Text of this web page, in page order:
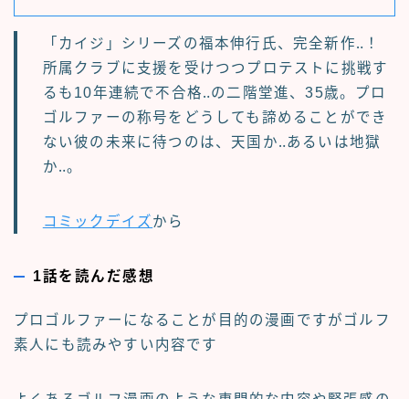
「カイジ」シリーズの福本伸行氏、完全新作‥！
所属クラブに支援を受けつつプロテストに挑戦す
るも10年連続で不合格‥の二階堂進、35歳。プロ
ゴルファーの称号をどうしても諦めることができ
ない彼の未来に待つのは、天国か‥あるいは地獄
か‥。
コミックデイズから
1話を読んだ感想
プロゴルファーになることが目的の漫画ですがゴルフ
素人にも読みやすい内容です